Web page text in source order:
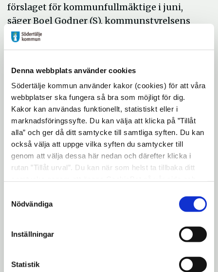
Denna webbplats använder cookies
Södertälje kommun använder kakor (cookies) för att våra
webbplatser ska fungera så bra som möjligt för dig.
Kakor kan användas funktionellt, statistiskt eller i
marknadsföringssyfte. Du kan välja att klicka på ”Tillåt
alla” och ger då ditt samtycke till samtliga syften. Du kan
också välja att uppge vilka syften du samtycker till
genom att välja dessa här nedan och därefter klicka i
rutan ”Tillåt urval”. Du kan när som helst ta tillbaka ditt
"Visa detaljer" kan du läsa om hur kakorna används och
hur vi och våra leverantörer inhämtar och behandlar
Nödvändiga
Inställningar
Statistik
förslaget för kommunfullmäktige i juni,
säger Boel Godner (S), kommunstyrelsens
ordförande, Södertälje kommun.
Utredningen ska analysera hur
fjärrvärmeproduktion och distribution kan
samlas i ett gemensamt bolag genom att
föra samman verksamheter inom Telge Nät,
Södertörns Fjärrvärme och Söderenergi.
— Så som energimarknaden utvecklas
behöver vi få till tydligare styrning, bättre
samverkan och en mer långsiktig
utveckling. Samlar vi
fjärrvärmeverksamheterna i ett bolag
energiomställning och tillväxt i Södertälje
Karin Medin, koncernchef och vd för Telge
Telge AB:s styrelse och kommunstyrelsen i